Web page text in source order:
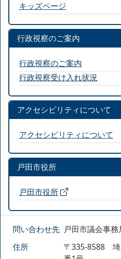
キッズページ
行政視察のご案内
行政視察のご案内
行政視察受け入れ状況
アクセシビリティについて
アクセシビリティについて
戸田市役所
戸田市役所
問い合わせ先 戸田市議会事務
住所
〒335-8588 埼